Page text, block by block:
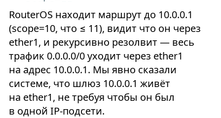
RouterOS находит маршрут до 10.0.0.1
(scope=10, что ≤ 11), видит что он через
ether1, и рекурсивно резолвит — весь
трафик 0.0.0.0/0 уходит через ether1
на адрес 10.0.0.1. Мы явно сказали
системе, что шлюз 10.0.0.1 живёт
на ether1, не требуя чтобы он был
в одной IP-подсети.